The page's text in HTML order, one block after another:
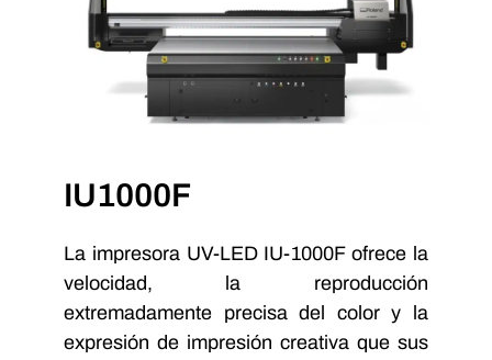
IU1000F
La impresora UV-LED IU-1000F ofrece la
velocidad, la reproducción
extremadamente precisa del color y la
expresión de impresión creativa que sus